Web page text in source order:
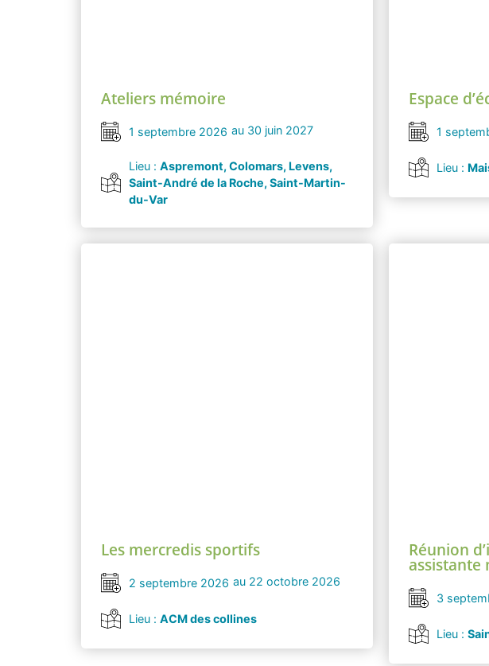
Ateliers mémoire
1 septembre 2026 au 30 juin 2027
Lieu : Aspremont, Colomars, Levens,
Saint-André de la Roche, Saint-Martin-
du-Var
Espace
1
Lieu :
Les mercredis sportifs
2 septembre 2026 au 22 octobre 2026
Lieu : ACM des collines
Réunion
assistante
3
Lieu :